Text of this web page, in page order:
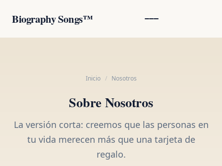
Biography Songs™
Inicio / Nosotros
Sobre Nosotros
La versión corta: creemos que las personas en
tu vida merecen más que una tarjeta de
regalo.